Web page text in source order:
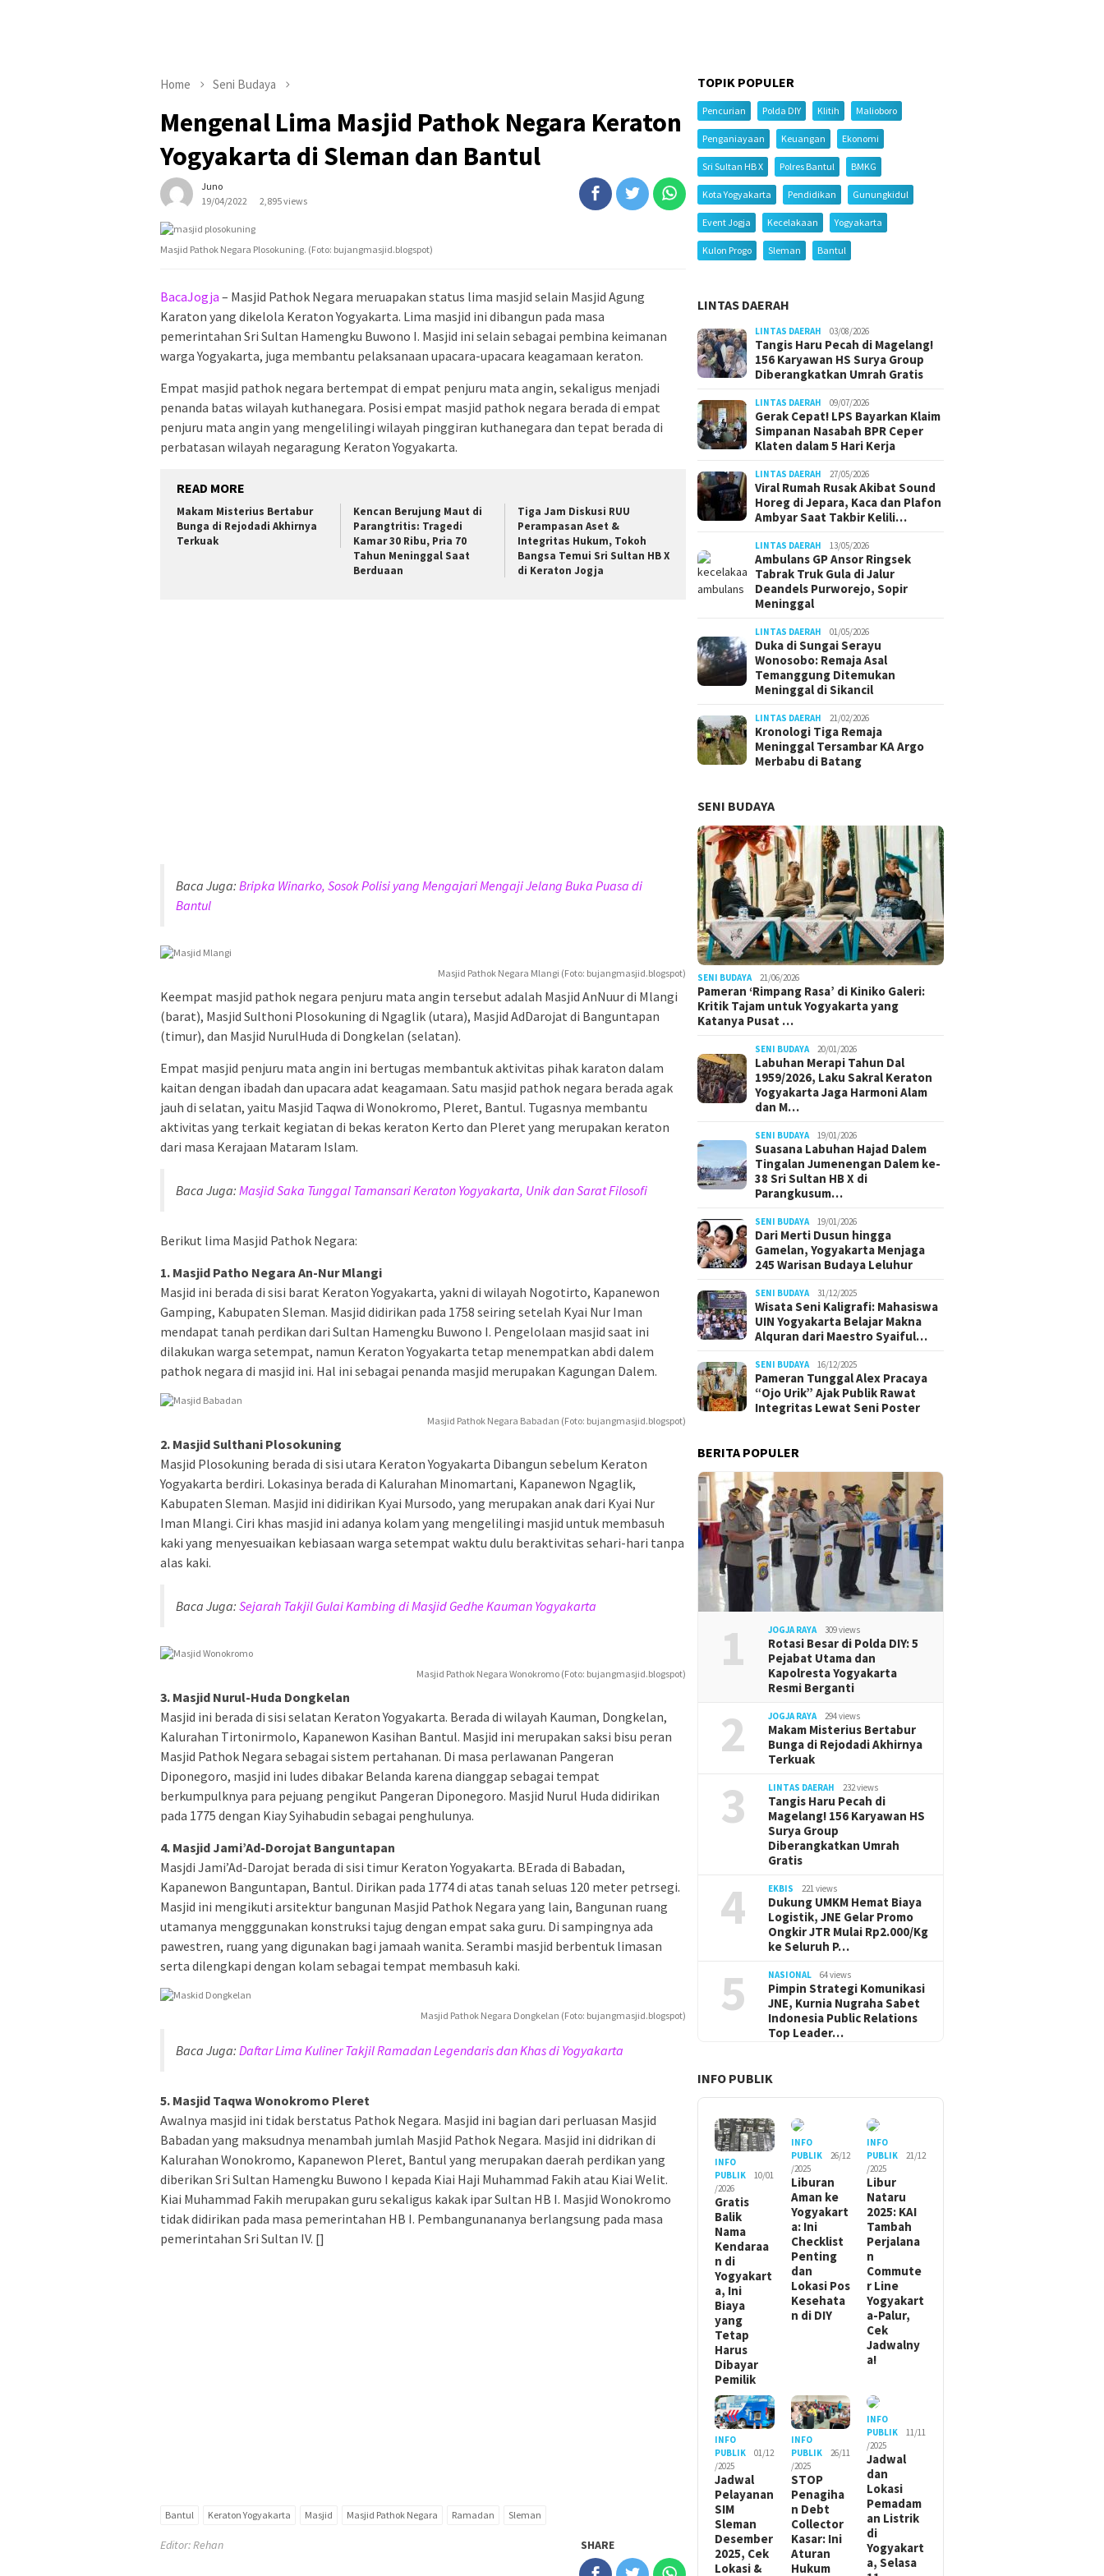
Home Seni Budaya
Mengenal Lima Masjid Pathok Negara Keraton
Yogyakarta di Sleman dan Bantul
Juno
19/04/2022
2,895 views
Masjid Pathok Negara Plosokuning. (Foto: bujangmasjid.blogspot)
BacaJogja – Masjid Pathok Negara meruapakan status lima masjid selain Masjid Agung
Karaton yang dikelola Keraton Yogyakarta. Lima masjid ini dibangun pada masa
pemerintahan Sri Sultan Hamengku Buwono I. Masjid ini selain sebagai pembina keimanan
warga Yogyakarta, juga membantu pelaksanaan upacara-upacara keagamaan keraton.
Empat masjid pathok negara bertempat di empat penjuru mata angin, sekaligus menjadi
penanda batas wilayah kuthanegara. Posisi empat masjid pathok negara berada di empat
penjuru mata angin yang mengelilingi wilayah pinggiran kuthanegara dan tepat berada di
perbatasan wilayah negaragung Keraton Yogyakarta.
READ MORE
Makam Misterius Bertabur
Bunga di Rejodadi Akhirnya
Terkuak
Kencan Berujung Maut di
Parangtritis: Tragedi
Kamar 30 Ribu, Pria 70
Tahun Meninggal Saat
Berduaan
Tiga Jam Diskusi RUU
Perampasan Aset &
Integritas Hukum, Tokoh
Bangsa Temui Sri Sultan HB X
di Keraton Jogja
Baca Juga: Bripka Winarko, Sosok Polisi yang Mengajari Mengaji Jelang Buka Puasa di
Bantul
Masjid Pathok Negara Mlangi (Foto: bujangmasjid.blogspot)
Keempat masjid pathok negara penjuru mata angin tersebut adalah Masjid AnNuur di Mlangi
(barat), Masjid Sulthoni Plosokuning di Ngaglik (utara), Masjid AdDarojat di Banguntapan
(timur), dan Masjid NurulHuda di Dongkelan (selatan).
Empat masjid penjuru mata angin ini bertugas membantuk aktivitas pihak karaton dalam
kaitan dengan ibadah dan upacara adat keagamaan. Satu masjid pathok negara berada agak
jauh di selatan, yaitu Masjid Taqwa di Wonokromo, Pleret, Bantul. Tugasnya membantu
aktivitas yang terkait kegiatan di bekas keraton Kerto dan Pleret yang merupakan keraton
dari masa Kerajaan Mataram Islam.
Baca Juga: Masjid Saka Tunggal Tamansari Keraton Yogyakarta, Unik dan Sarat Filosofi
Berikut lima Masjid Pathok Negara:
1. Masjid Patho Negara An-Nur Mlangi
Masjid ini berada di sisi barat Keraton Yogyakarta, yakni di wilayah Nogotirto, Kapanewon
Gamping, Kabupaten Sleman. Masjid didirikan pada 1758 seiring setelah Kyai Nur Iman
mendapat tanah perdikan dari Sultan Hamengku Buwono I. Pengelolaan masjid saat ini
dilakukan warga setempat, namun Keraton Yogyakarta tetap menempatkan abdi dalem
pathok negara di masjid ini. Hal ini sebagai penanda masjid merupakan Kagungan Dalem.
Masjid Pathok Negara Babadan (Foto: bujangmasjid.blogspot)
2. Masjid Sulthani Plosokuning
Masjid Plosokuning berada di sisi utara Keraton Yogyakarta Dibangun sebelum Keraton
Yogyakarta berdiri. Lokasinya berada di Kalurahan Minomartani, Kapanewon Ngaglik,
Kabupaten Sleman. Masjid ini didirikan Kyai Mursodo, yang merupakan anak dari Kyai Nur
Iman Mlangi. Ciri khas masjid ini adanya kolam yang mengelilingi masjid untuk membasuh
kaki yang menyesuaikan kebiasaan warga setempat waktu dulu beraktivitas sehari-hari tanpa
alas kaki.
Baca Juga: Sejarah Takjil Gulai Kambing di Masjid Gedhe Kauman Yogyakarta
Masjid Pathok Negara Wonokromo (Foto: bujangmasjid.blogspot)
3. Masjid Nurul-Huda Dongkelan
Masjid ini berada di sisi selatan Keraton Yogyakarta. Berada di wilayah Kauman, Dongkelan,
Kalurahan Tirtonirmolo, Kapanewon Kasihan Bantul. Masjid ini merupakan saksi bisu peran
Masjid Pathok Negara sebagai sistem pertahanan. Di masa perlawanan Pangeran
Diponegoro, masjid ini ludes dibakar Belanda karena dianggap sebagai tempat
berkumpulknya para pejuang pengikut Pangeran Diponegoro. Masjid Nurul Huda didirikan
pada 1775 dengan Kiay Syihabudin sebagai penghulunya.
4. Masjid Jami’Ad-Dorojat Banguntapan
Masjdi Jami’Ad-Darojat berada di sisi timur Keraton Yogyakarta. BErada di Babadan,
Kapanewon Banguntapan, Bantul. Dirikan pada 1774 di atas tanah seluas 120 meter petrsegi.
Masjid ini mengikuti arsitektur bangunan Masjid Pathok Negara yang lain, Bangunan ruang
utamanya mengggunakan konstruksi tajug dengan empat saka guru. Di sampingnya ada
pawestren, ruang yang digunakan bagi jamaah wanita. Serambi masjid berbentuk limasan
serta dilengkapi dengan kolam sebagai tempat membasuh kaki.
Masjid Pathok Negara Dongkelan (Foto: bujangmasjid.blogspot)
Baca Juga: Daftar Lima Kuliner Takjil Ramadan Legendaris dan Khas di Yogyakarta
5. Masjid Taqwa Wonokromo Pleret
Awalnya masjid ini tidak berstatus Pathok Negara. Masjid ini bagian dari perluasan Masjid
Babadan yang maksudnya menambah jumlah Masjid Pathok Negara. Masjid ini didrikan di
Kalurahan Wonokromo, Kapanewon Pleret, Bantul yang merupakan daerah perdikan yang
diberikan Sri Sultan Hamengku Buwono I kepada Kiai Haji Muhammad Fakih atau Kiai Welit.
Kiai Muhammad Fakih merupakan guru sekaligus kakak ipar Sultan HB I. Masjid Wonokromo
tidak didirikan pada masa pemerintahan HB I. Pembangunananya berlangsung pada masa
pemerintahan Sri Sultan IV. []
Bantul Keraton Yogyakarta Masjid Masjid Pathok Negara Ramadan Sleman
Editor: Rehan SHARE
TOPIK POPULER
Pencurian Polda DIY Klitih Malioboro
Penganiayaan Keuangan Ekonomi
Sri Sultan HB X Polres Bantul BMKG
Kota Yogyakarta Pendidikan Gunungkidul
Event Jogja Kecelakaan Yogyakarta
Kulon Progo Sleman Bantul
LINTAS DAERAH
LINTAS DAERAH 03/08/2026
Tangis Haru Pecah di Magelang!
156 Karyawan HS Surya Group
Diberangkatkan Umrah Gratis
LINTAS DAERAH 09/07/2026
Gerak Cepat! LPS Bayarkan Klaim
Simpanan Nasabah BPR Ceper
Klaten dalam 5 Hari Kerja
LINTAS DAERAH 27/05/2026
Viral Rumah Rusak Akibat Sound
Horeg di Jepara, Kaca dan Plafon
Ambyar Saat Takbir Kelili…
LINTAS DAERAH 13/05/2026
Ambulans GP Ansor Ringsek
Tabrak Truk Gula di Jalur
Deandels Purworejo, Sopir
Meninggal
LINTAS DAERAH 01/05/2026
Duka di Sungai Serayu
Wonosobo: Remaja Asal
Temanggung Ditemukan
Meninggal di Sikancil
LINTAS DAERAH 21/02/2026
Kronologi Tiga Remaja
Meninggal Tersambar KA Argo
Merbabu di Batang
SENI BUDAYA
SENI BUDAYA 21/06/2026
Pameran ‘Rimpang Rasa’ di Kiniko Galeri:
Kritik Tajam untuk Yogyakarta yang
Katanya Pusat …
SENI BUDAYA 20/01/2026
Labuhan Merapi Tahun Dal
1959/2026, Laku Sakral Keraton
Yogyakarta Jaga Harmoni Alam
dan M…
SENI BUDAYA 19/01/2026
Suasana Labuhan Hajad Dalem
Tingalan Jumenengan Dalem ke-
38 Sri Sultan HB X di
Parangkusum…
SENI BUDAYA 19/01/2026
Dari Merti Dusun hingga
Gamelan, Yogyakarta Menjaga
245 Warisan Budaya Leluhur
SENI BUDAYA 31/12/2025
Wisata Seni Kaligrafi: Mahasiswa
UIN Yogyakarta Belajar Makna
Alquran dari Maestro Syaiful…
SENI BUDAYA 16/12/2025
Pameran Tunggal Alex Pracaya
“Ojo Urik” Ajak Publik Rawat
Integritas Lewat Seni Poster
BERITA POPULER
1 JOGJA RAYA 309 views
Rotasi Besar di Polda DIY: 5
Pejabat Utama dan
Kapolresta Yogyakarta
Resmi Berganti
2 JOGJA RAYA 294 views
Makam Misterius Bertabur
Bunga di Rejodadi Akhirnya
Terkuak
3 LINTAS DAERAH 232 views
Tangis Haru Pecah di
Magelang! 156 Karyawan HS
Surya Group
Diberangkatkan Umrah
Gratis
4 EKBIS 221 views
Dukung UMKM Hemat Biaya
Logistik, JNE Gelar Promo
Ongkir JTR Mulai Rp2.000/Kg
ke Seluruh P…
5 NASIONAL 64 views
Pimpin Strategi Komunikasi
JNE, Kurnia Nugraha Sabet
Indonesia Public Relations
Top Leader…
INFO PUBLIK
INFO
PUBLIK
10/01
/2026
Gratis
Balik
Nama
Kendaraa
n di
Yogyakart
a, Ini
Biaya
yang
Tetap
Harus
Dibayar
Pemilik
INFO
PUBLIK
26/12
/2025
Liburan
Aman ke
Yogyakart
a: Ini
Checklist
Penting
dan
Lokasi Pos
Kesehata
n di DIY
INFO
PUBLIK
21/12
/2025
Libur
Nataru
2025: KAI
Tambah
Perjalana
n
Commute
r Line
Yogyakart
a-Palur,
Cek
Jadwalny
a!
INFO
PUBLIK
01/12
/2025
Jadwal
Pelayanan
SIM
Sleman
Desember
2025, Cek
Lokasi &
INFO
PUBLIK
26/11
/2025
STOP
Penagiha
n Debt
Collector
Kasar: Ini
Aturan
Hukum
INFO
PUBLIK
11/11
/2025
Jadwal
dan
Lokasi
Pemadam
an Listrik
di
Yogyakart
a, Selasa